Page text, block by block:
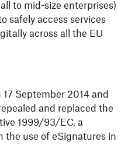
to mid-size enterprises)
safely access services
across all the EU
September 2014 and
and replaced the
1999/93/EC, a
the use of eSignatures in